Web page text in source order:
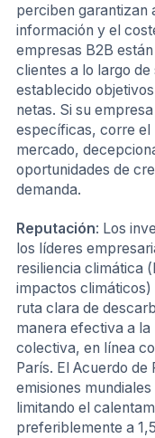
perciben garantizan
información y el
empresas B2B
clientes a lo largo
establecido
netas. Si su
específicas, corre el
mercado,
oportunidades de
demanda.
Reputación: Los
los líderes
resiliencia climática
impactos
ruta clara de
manera efectiva a
colectiva, en línea
París. El Acuerdo
emisiones
limitando el
preferiblemente a